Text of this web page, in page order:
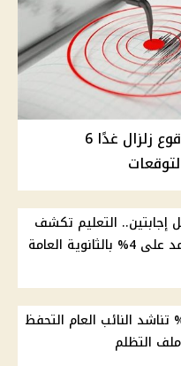
البحوث الفلكية تحسم مزاعم وقوع زلزال غدًا 6
إجابتين.. التعليم تكشف
العامة
ريم طالبة الـ4% تناشد النائب العام التحفظ
التظلم